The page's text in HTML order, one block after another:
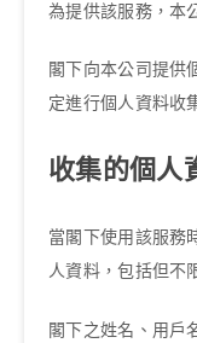
為提供該服務，本
閣下向本公司提供
定進行個人資料收
收集的個人
當閣下使用該服務
人資料，包括但不
閣下之姓名、用戶